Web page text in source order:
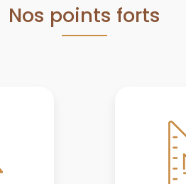
Nos points forts